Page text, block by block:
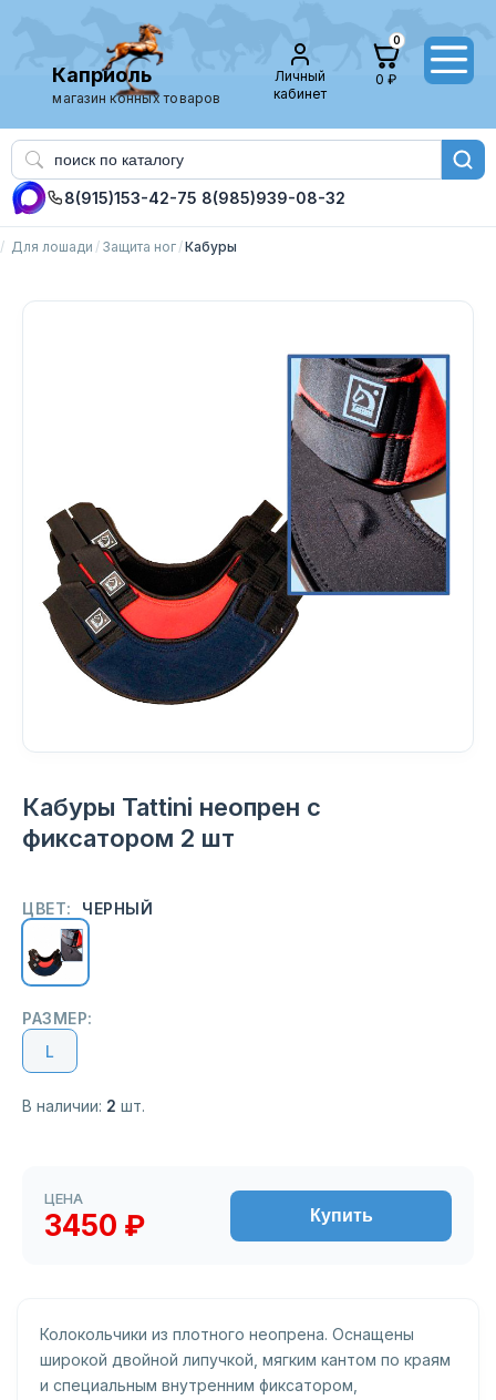
Каприоль
магазин конных товаров
Личный
кабинет
0
0 ₽
8(915)153-42-75 8(985)939-08-32
Для лошади Защита ног Кабуры
Кабуры Tattini неопрен с
фиксатором 2 шт
ЦВЕТ: ЧЕРНЫЙ
РАЗМЕР:
L
В наличии: 2 шт.
ЦЕНА
3450 ₽ Купить
Колокольчики из плотного неопрена. Оснащены
широкой двойной липучкой, мягким кантом по краям
и специальным внутренним фиксатором,